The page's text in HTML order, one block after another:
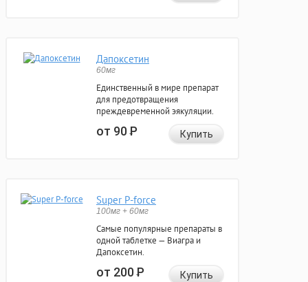
Дапоксетин
60мг
Единственный в мире препарат
для предотвращения
преждевременной эякуляции.
от 90Р Купить
Super P-force
100мг + 60мг
Самые популярные препараты в
одной таблетке — Виагра и
Дапоксетин.
от 200Р Купить